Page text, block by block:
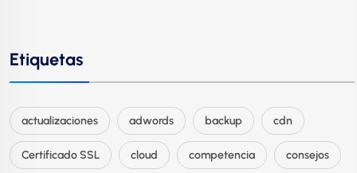
Etiquetas
actualizaciones adwords backup cdn
Certificado SSL cloud competencia consejos